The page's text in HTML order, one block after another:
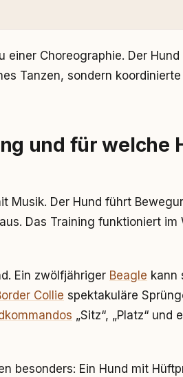
einer Choreographie. Der
Tanzen, sondern
und für welche
Musik. Der Hund führt
Das Training funktioniert im
Ein zwölfjähriger Beagle kann
Collie spektakuläre
„Sitz“, „Platz“ und
besonders: Ein Hund mit